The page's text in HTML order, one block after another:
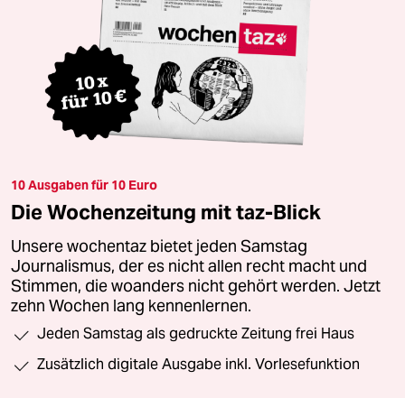
10 Ausgaben für 10 Euro
Die Wochenzeitung mit taz-Blick
Unsere wochentaz bietet jeden Samstag
Journalismus, der es nicht allen recht macht und
Stimmen, die woanders nicht gehört werden. Jetzt
zehn Wochen lang kennenlernen.
Jeden Samstag als gedruckte Zeitung frei Haus
Zusätzlich digitale Ausgabe inkl. Vorlesefunktion